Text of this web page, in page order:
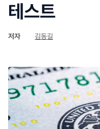
테스트
저자 김동길